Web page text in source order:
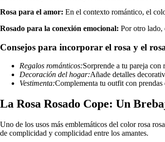
Rosa para el amor: En el contexto romántico, el
Rosado para la conexión emocional: Por otro lado,
Consejos para incorporar el rosa y el
Regalos románticos:Sorprende a tu pareja con
Decoración del hogar:Añade detalles
Vestimenta:Complementa tu outfit con
La Rosa Rosado Cope: Un
Uno de los usos más emblemáticos del color rosa
de complicidad y complicidad entre los amantes.